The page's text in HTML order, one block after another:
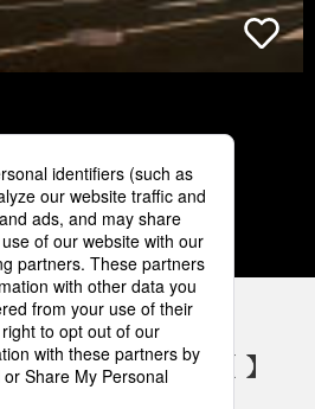
3 4 5
気設備 SNSアカウント